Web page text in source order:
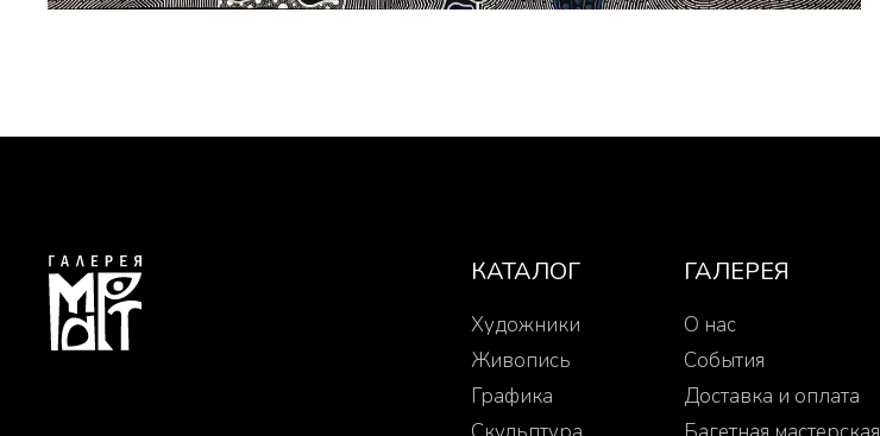
КАТАЛОГ
Художники
Живопись
Графика
ГАЛЕРЕЯ
О нас
События
Доставка и оплата